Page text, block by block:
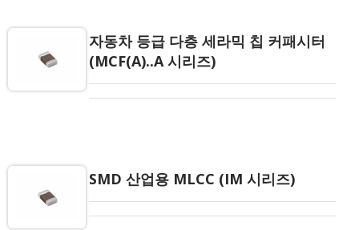
자동차 등급 다층 세라믹 칩 커패시터
(MCF(A)..A 시리즈)
SMD 산업용 MLCC (IM 시리즈)